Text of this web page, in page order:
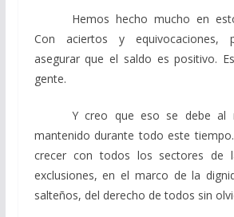
Hemos hecho mucho en
Con aciertos y equivocaciones,
asegurar que el saldo es positivo.
gente.
Y creo que eso se debe al
mantenido durante todo este
crecer con todos los sectores de
exclusiones, en el marco de la
salteños, del derecho de todos sin